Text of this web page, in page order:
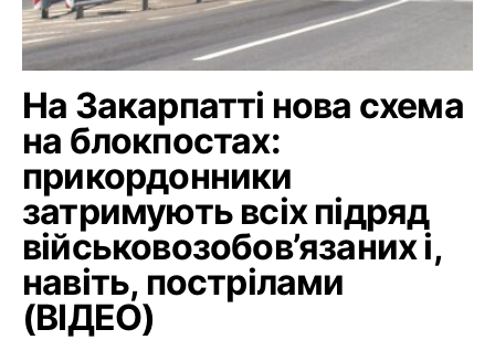
На Закарпатті нова схема
на блокпостах:
прикордонники
затримують всіх підряд
військовозобов’язаних і,
навіть, пострілами
(ВІДЕО)